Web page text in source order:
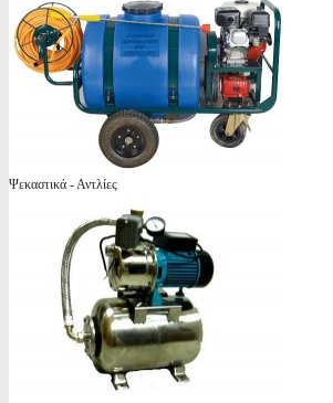
Ψεκαστικά - Αντλίες